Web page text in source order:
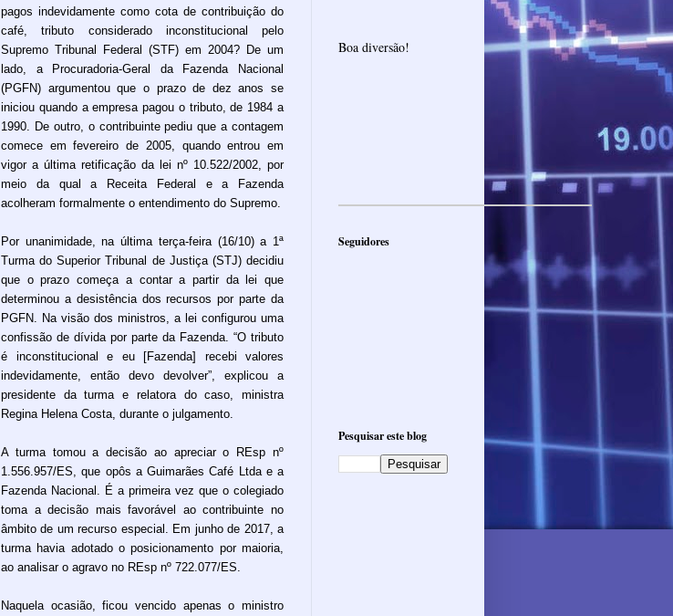
pagos indevidamente como cota de contribuição do
café, tributo considerado inconstitucional pelo
Supremo Tribunal Federal (STF) em 2004? De um
lado, a Procuradoria-Geral da Fazenda Nacional
(PGFN) argumentou que o prazo de dez anos se
iniciou quando a empresa pagou o tributo, de 1984 a
1990. De outro, o contribuinte pediu que a contagem
comece em fevereiro de 2005, quando entrou em
vigor a última retificação da lei nº 10.522/2002, por
meio da qual a Receita Federal e a Fazenda
acolheram formalmente o entendimento do Supremo.
Por unanimidade, na última terça-feira (16/10) a 1ª
Turma do Superior Tribunal de Justiça (STJ) decidiu
que o prazo começa a contar a partir da lei que
determinou a desistência dos recursos por parte da
PGFN. Na visão dos ministros, a lei configurou uma
confissão de dívida por parte da Fazenda. “O tributo
é inconstitucional e eu [Fazenda] recebi valores
indevidamente, então devo devolver”, explicou a
presidente da turma e relatora do caso, ministra
Regina Helena Costa, durante o julgamento.
A turma tomou a decisão ao apreciar o REsp nº
1.556.957/ES, que opôs a Guimarães Café Ltda e a
Fazenda Nacional. É a primeira vez que o colegiado
toma a decisão mais favorável ao contribuinte no
âmbito de um recurso especial. Em junho de 2017, a
turma havia adotado o posicionamento por maioria,
ao analisar o agravo no REsp nº 722.077/ES.
Naquela ocasião, ficou vencido apenas o ministro
Boa diversão!
Seguidores
Pesquisar este blog